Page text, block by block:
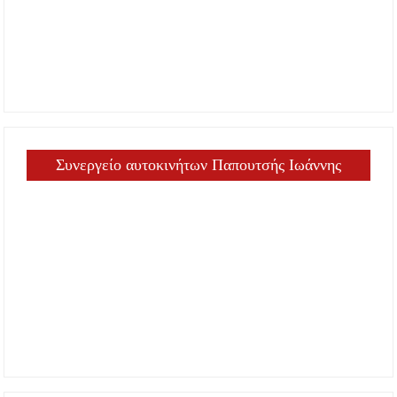
Συνεργείο αυτοκινήτων Παπουτσής Ιωάννης